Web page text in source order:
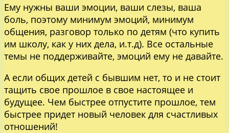
Ему нужны ваши эмоции, ваши слезы, ваша
боль, поэтому минимум эмоций, минимум
общения, разговор только по детям (что купить
им школу, как у них дела, и.т.д). Все остальные
темы не поддерживайте, эмоций ему не давайте.
А если общих детей с бывшим нет, то и не стоит
тащить свое прошлое в свое настоящее и
будущее. Чем быстрее отпустите прошлое, тем
быстрее придет новый человек для счастливых
отношений!